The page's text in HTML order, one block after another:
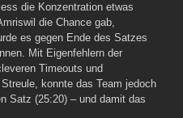
die Konzentration etwas
die Chance gab,
es gegen Ende des Satzes
Mit Eigenfehlern der
Timeouts und
konnte das Team jedoch
Satz (25:20) – und damit das